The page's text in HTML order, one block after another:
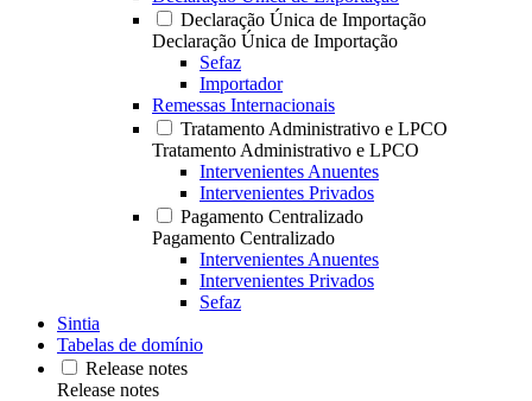
Declaração Única de Importação
Declaração Única de Importação
Sefaz
Importador
Remessas Internacionais
Tratamento Administrativo e LPCO
Tratamento Administrativo e LPCO
Intervenientes Anuentes
Intervenientes Privados
Pagamento Centralizado
Pagamento Centralizado
Intervenientes Anuentes
Intervenientes Privados
Sefaz
Sintia
Tabelas de domínio
Release notes
Release notes